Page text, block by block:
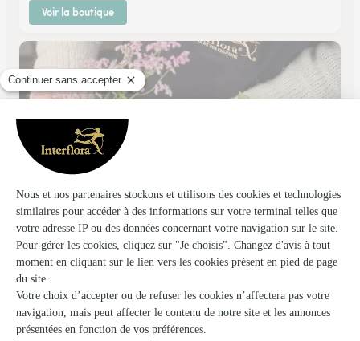
Voir la boutique
Monceau Fleurs
Dijon
★★★★★ 4 (297)
25 avenue Garibaldi
Voir la boutique